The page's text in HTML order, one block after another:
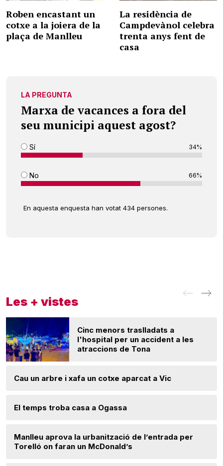
Roben encastant un
cotxe a la joiera de la
plaça de Manlleu
La residència de
Campdevànol celebra
trenta anys fent de
casa
LA PREGUNTA
Marxa de vacances a fora del
seu municipi aquest agost?
Sí 34%
No 66%
En aquesta enquesta han votat 434 persones.
Les + vistes
Cinc menors traslladats a
l'hospital per un accident a les
atraccions de Tona
Cau un arbre i xafa un cotxe aparcat a Vic
El temps troba casa a Ogassa
Manlleu aprova la urbanització de l’entrada per
Torelló on faran un McDonald’s